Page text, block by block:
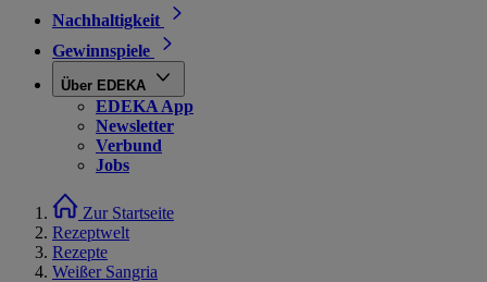
Nachhaltigkeit
Gewinnspiele
Über EDEKA
EDEKA App
Newsletter
Verbund
Jobs
Zur Startseite
Rezeptwelt
Rezepte
Weißer Sangria